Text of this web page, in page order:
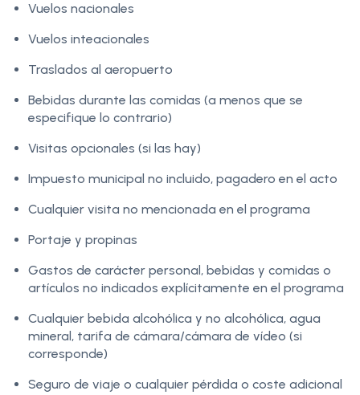
Vuelos nacionales
Vuelos inteacionales
Traslados al aeropuerto
Bebidas durante las comidas (a menos que se
especifique lo contrario)
Visitas opcionales (si las hay)
Impuesto municipal no incluido, pagadero en el acto
Cualquier visita no mencionada en el programa
Portaje y propinas
Gastos de carácter personal, bebidas y comidas o
artículos no indicados explícitamente en el programa
Cualquier bebida alcohólica y no alcohólica, agua
mineral, tarifa de cámara/cámara de vídeo (si
corresponde)
Seguro de viaje o cualquier pérdida o coste adicional